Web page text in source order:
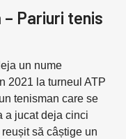
Pariuri tenis
un nume
2021 la turneul ATP
tenisman care se
a jucat deja cinci
să câștige un